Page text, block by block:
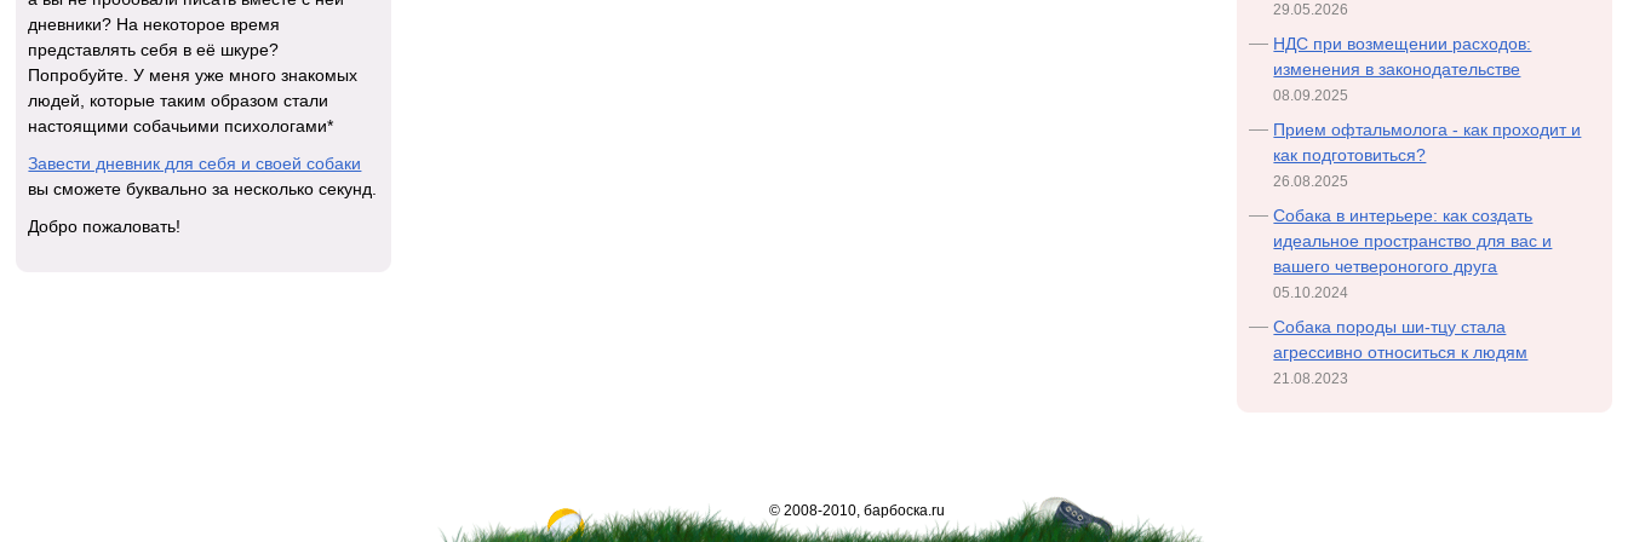
дневники? На некоторое время
представлять себя в её шкуре?
Попробуйте. У меня уже много знакомых
людей, которые таким образом стали
настоящими собачьими психологами*
Завести дневник для себя и своей собаки
вы сможете буквально за несколько секунд.
Добро пожаловать!
29.05.2026
НДС при возмещении расходов:
изменения в законодательстве
08.09.2025
Прием офтальмолога - как проходит и
как подготовиться?
26.08.2025
Собака в интерьере: как создать
идеальное пространство для вас и
вашего четвероногого друга
05.10.2024
Cобака породы ши-тцу стала
агрессивно относиться к людям
21.08.2023
© 2008-2010, барбоска.ru